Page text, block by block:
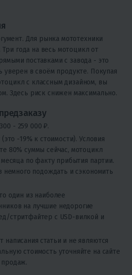
Для рынка мототехники
Три года на весь мотоцикл от
поставками с завода - это
уверен в своём продукте. Покупая
с классным дизайном, вы
Здесь риск снижен максимально.
- 259 000 ₽.
(это -19% к стоимости). Условия
80% суммы сейчас, мотоцикл
по факту прибытия партии.
немного подождать и сэкономить
один из наиболее
на лучшие недорогие
стритфайтер с USD-вилкой и
статьи и не являются
стоимость уточняйте на сайте